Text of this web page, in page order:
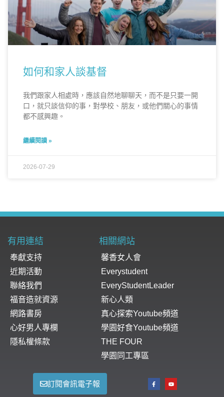
如何和家人談基督
我們跟家人相處時，應該自然地聊聊天，而不是只要一開
口，就只談信仰的事，對學校、朋友，或他們關心的事情
都不感興趣。
繼續閱讀 »
2026-07-29
有用連結 相關網站
奉獻支持
近期活動
聯絡我們
福音造就資源
網路書房
心好男人專欄
隱私權條款
馨香女人會
Everystudent
EveryStudentLeader
新心人類
真心探索Youtube頻道
學園好食Youtube頻道
THE FOUR
學園同工專區
訂閱會訊電子報